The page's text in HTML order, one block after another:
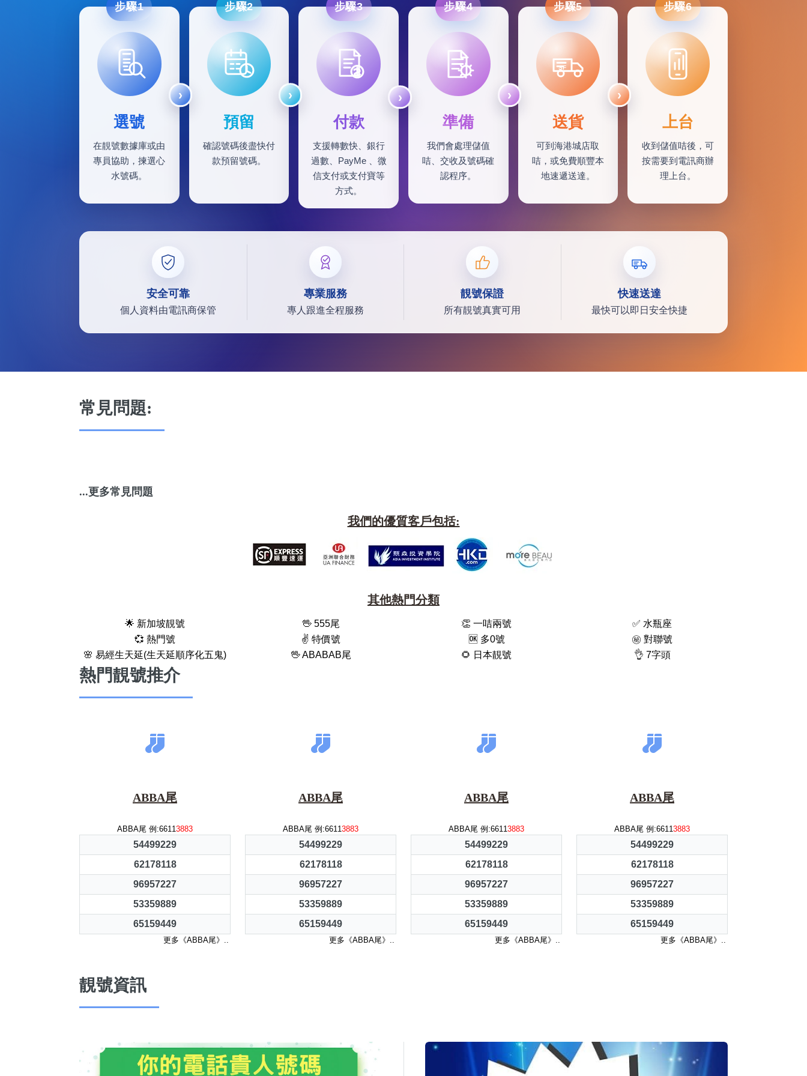
步驟1
選號
在靚號數據庫或由
專員協助，揀選心
水號碼。
步驟2
預留
確認號碼後盡快付
款預留號碼。
步驟3
付款
支援轉數快、銀行
過數、PayMe 、微
信支付或支付寶等
方式。
步驟4
準備
我們會處理儲值
咭、交收及號碼確
認程序。
步驟5
SF
送貨
可到海港城店取
咭，或免費順豐本
地速遞送達。
步驟6
上台
收到儲值咭後，可
按需要到電訊商辦
理上台。
安全可靠
個人資料由電訊商保管
專業服務
專人跟進全程服務
靚號保證
所有靚號真實可用
快速送達
最快可以即日安全快捷
常見問題:
...更多常見問題
我們的優質客戶包括:
其他熱門分類
🌟 新加坡靚號 🖖 555尾 👏 一咭兩號
✅ 水瓶座
💞 熱門號
✌️ 特價號 🆗️ 多0號
㊙️ 對聯號
🌸 易經生天延(生天延順序化五鬼)
🖖 ABABAB尾 🌻 日本靚號 👌 7字頭
熱門靚號推介
ABBA尾
ABBA尾 例:66113883
54499229
62178118
96957227
53359889
65159449
更多《ABBA尾》..
ABBA尾
ABBA尾 例:66113883
54499229
62178118
96957227
53359889
65159449
更多《ABBA尾》..
ABBA尾
ABBA尾 例:66113883
54499229
62178118
96957227
53359889
65159449
更多《ABBA尾》..
ABBA尾
ABBA尾 例:66113883
54499229
62178118
96957227
53359889
65159449
更多《ABBA尾》..
靚號資訊